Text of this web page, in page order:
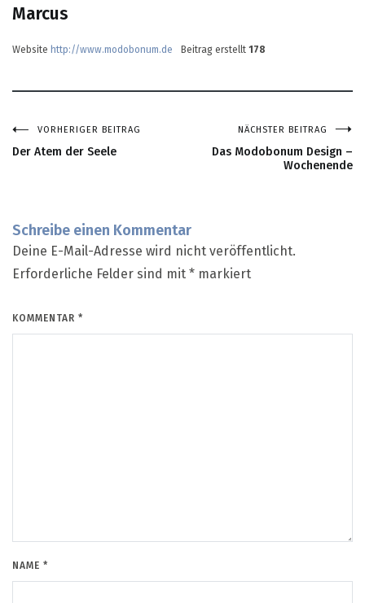
Marcus
Website http://www.modobonum.de Beitrag erstellt 178
Beitragsnavigation
VORHERIGER BEITRAG
Der Atem der Seele
NÄCHSTER BEITRAG
Das Modobonum Design –
Wochenende
Schreibe einen Kommentar
Deine E-Mail-Adresse wird nicht veröffentlicht.
Erforderliche Felder sind mit * markiert
KOMMENTAR *
NAME *